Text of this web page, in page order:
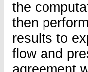
the
then
results to
flow and